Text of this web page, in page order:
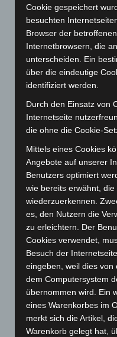
Januar 2026(122)
Dezember 2025
(103)
November 2025(114)
Oktober 2025(112)
September 2025(93)
August 2025 (90)
Juli 2025(90)
Juni 2025(103)
Mai 2025(112)
April 2025
März 2025(111)
Februar 2025(96)
Januar 2025(88)
Dezember 2024(89)
November 2024(94)
Oktober 2024(93)
September 2024(112)
Juli 2024(89)
Cookie gespeichert
besuchten
Browser der
Internetbrowsern, die
unterscheiden. Ein
über die eindeutige
identifiziert werden.
Durch den Einsatz von
Internetseite
die ohne die Cookie-
Mittels eines Cookies
Angebote auf unserer
Benutzers optimiert
wie bereits erwähnt,
wiederzuerkennen.
es, den Nutzern die
zu erleichtern. Der
Cookies verwendet,
Besuch der
eingeben, weil dies
dem Computersystem
übernommen wird. Ein
eines Warenkorbes im
merkt sich die Artikel,
Warenkorb gelegt hat,